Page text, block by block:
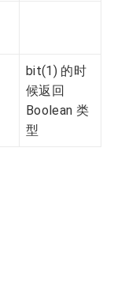
bit(1) 的时
候返回
Boolean 类
型